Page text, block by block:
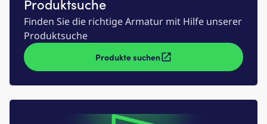
Produktsuche
Finden Sie die richtige Armatur mit Hilfe unserer
Produktsuche
Produkte suchen